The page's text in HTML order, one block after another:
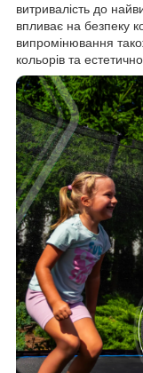
витривалість до
впливає на безпеку
випромінювання
кольорів та